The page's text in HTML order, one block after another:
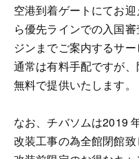
空港到着ゲートにてお
ら優先ラインでの入国
ジンまでご案内するサー
通常は有料手配ですが
無料で提供いたします。
なお、チバソムは2019
改装工事の為全館閉館致